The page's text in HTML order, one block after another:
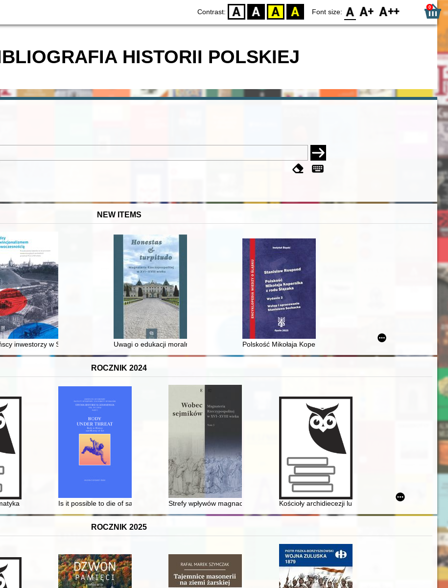
Contrast: D BW YB BY Font size: F0 F1 F2 0
HISTORII POLSKIEJ
NEW ITEMS
średniowiecza do dziś
inwestorzy w Sopocie : prestiż finansowy i towarzyski lokalnego mieszczaństwa w 2. poł. XIX w
Uwagi o edukacji moralnej synów szlacheckich w XVI-wiecznej Rzeczypospolitej
Polskość Mikołaja Kopernika z rodu Ślązaka
ROCZNIK 2024
polskiej i powszechnej
reportaży jako pomysł badawczy = "Zwierciadło" and the subject of reportages as a research idea
Is it possible to die of sadness? : emotions and physical health in the annals of Jan Długosz
Strefy wpływów magnackich na Litwie za panowania WazówKościoły archidiecezji lubelskiej : nasze dziedzictwo. T.
ROCZNIK 2025